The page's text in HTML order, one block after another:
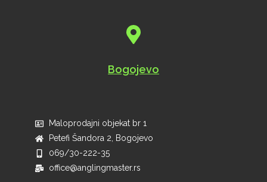
Bogojevo
Maloprodajni objekat br 1
Petefi Šandora 2, Bogojevo
069/30-222-35
office@anglingmaster.rs